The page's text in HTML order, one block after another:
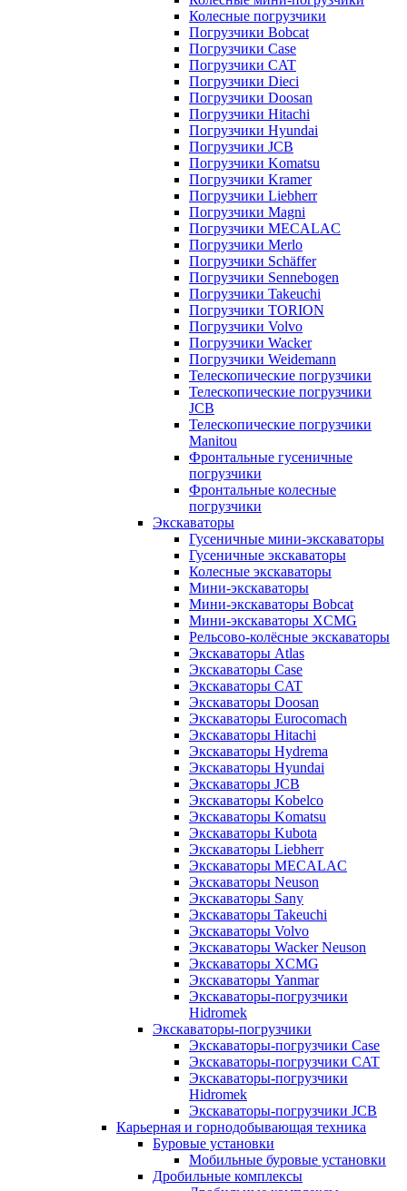
Колесные погрузчики
Погрузчики Bobcat
Погрузчики Case
Погрузчики CAT
Погрузчики Dieci
Погрузчики Doosan
Погрузчики Hitachi
Погрузчики Hyundai
Погрузчики JCB
Погрузчики Komatsu
Погрузчики Kramer
Погрузчики Liebherr
Погрузчики Magni
Погрузчики MECALAC
Погрузчики Merlo
Погрузчики Schäffer
Погрузчики Sennebogen
Погрузчики Takeuchi
Погрузчики TORION
Погрузчики Volvo
Погрузчики Wacker
Погрузчики Weidemann
Телескопические погрузчики
Телескопические погрузчики
JCB
Телескопические погрузчики
Manitou
Фронтальные гусеничные
погрузчики
Фронтальные колесные
погрузчики
Экскаваторы
Гусеничные мини-экскаваторы
Гусеничные экскаваторы
Колесные экскаваторы
Мини-экскаваторы
Мини-экскаваторы Bobcat
Мини-экскаваторы XCMG
Рельсово-колёсные экскаваторы
Экскаваторы Atlas
Экскаваторы Case
Экскаваторы CAT
Экскаваторы Doosan
Экскаваторы Eurocomach
Экскаваторы Hitachi
Экскаваторы Hydrema
Экскаваторы Hyundai
Экскаваторы JCB
Экскаваторы Kobelco
Экскаваторы Komatsu
Экскаваторы Kubota
Экскаваторы Liebherr
Экскаваторы MECALAC
Экскаваторы Neuson
Экскаваторы Sany
Экскаваторы Takeuchi
Экскаваторы Volvo
Экскаваторы Wacker Neuson
Экскаваторы XCMG
Экскаваторы Yanmar
Экскаваторы-погрузчики
Hidromek
Экскаваторы-погрузчики
Экскаваторы-погрузчики Case
Экскаваторы-погрузчики CAT
Экскаваторы-погрузчики
Hidromek
Экскаваторы-погрузчики JCB
Карьерная и горнодобывающая техника
Буровые установки
Мобильные буровые установки
Дробильные комплексы